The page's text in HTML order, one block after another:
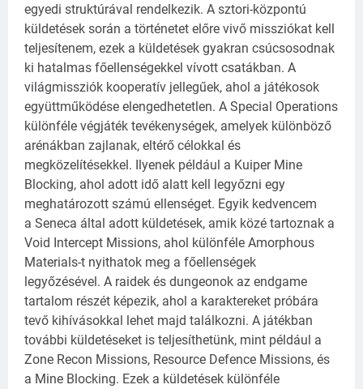
egyedi struktúrával rendelkezik. A sztori-központú
küldetések során a történetet előre vivő missziókat kell
teljesítenem, ezek a küldetések gyakran csúcsosodnak
ki hatalmas főellenségekkel vívott csatákban. A
világmissziók kooperatív jellegűek, ahol a játékosok
együttműködése elengedhetetlen. A Special Operations
különféle végjáték tevékenységek, amelyek különböző
arénákban zajlanak, eltérő célokkal és
megközelítésekkel. Ilyenek például a Kuiper Mine
Blocking, ahol adott idő alatt kell legyőzni egy
meghatározott számú ellenséget. Egyik kedvencem
a Seneca által adott küldetések, amik közé tartoznak a
Void Intercept Missions, ahol különféle Amorphous
Materials-t nyithatok meg a főellenségek
legyőzésével. A raidek és dungeonok az endgame
tartalom részét képezik, ahol a karaktereket próbára
tevő kihívásokkal lehet majd találkozni. A játékban
további küldetéseket is teljesíthetünk, mint például a
Zone Recon Missions, Resource Defence Missions, és
a Mine Blocking. Ezek a küldetések különféle